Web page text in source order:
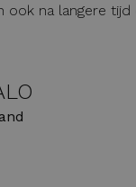
ook na langere